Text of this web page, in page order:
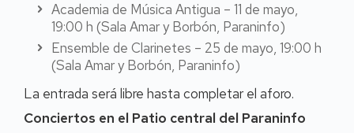
Academia de Música Antigua – 11 de mayo,
19:00 h (Sala Amar y Borbón, Paraninfo)
Ensemble de Clarinetes – 25 de mayo, 19:00 h
(Sala Amar y Borbón, Paraninfo)
La entrada será libre hasta completar el aforo.
Conciertos en el Patio central del Paraninfo